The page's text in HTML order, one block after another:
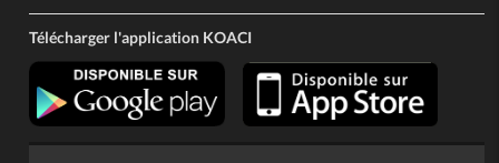
Télécharger l'application KOACI